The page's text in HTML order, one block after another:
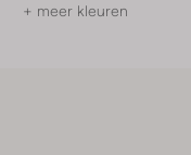
+ meer kleuren